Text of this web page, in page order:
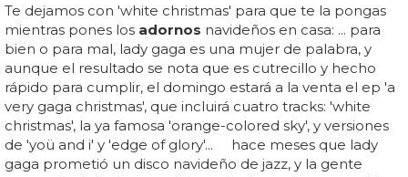
Te dejamos con 'white christmas' para que te la pongas
mientras pones los adornos navideños en casa: ... para
bien o para mal, lady gaga es una mujer de palabra, y
aunque el resultado se nota que es cutrecillo y hecho
rápido para cumplir, el domingo estará a la venta el ep 'a
very gaga christmas', que incluirá cuatro tracks: 'white
christmas', la ya famosa 'orange-colored sky', y versiones
de 'yoü and i' y 'edge of glory'... hace meses que lady
gaga prometió un disco navideño de jazz, y la gente